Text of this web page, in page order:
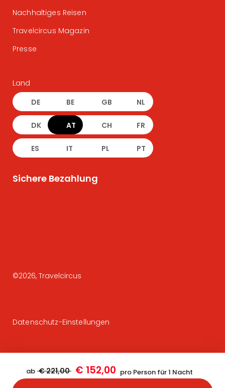
ab € 221,00 € 152,00 pro Person für 1 Nacht
Nachhaltiges Reisen
Travelcircus Magazin
Presse
Land
DE BE GB NL
DK AT CH FR
ES IT PL PT
Sichere Bezahlung
©2026, Travelcircus
Datenschutz-Einstellungen